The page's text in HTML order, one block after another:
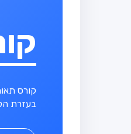
קורס
בעזרת